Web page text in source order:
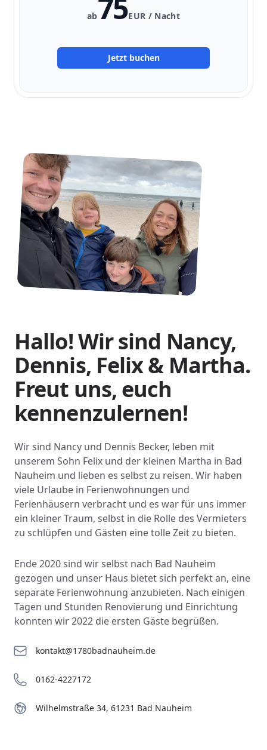
ab75EUR / Nacht
Jetzt buchen
Hallo! Wir sind Nancy,
Dennis, Felix & Martha.
Freut uns, euch
kennenzulernen!
Wir sind Nancy und Dennis Becker, leben mit
unserem Sohn Felix und der kleinen Martha in Bad
Nauheim und lieben es selbst zu reisen. Wir haben
viele Urlaube in Ferienwohnungen und
Ferienhäusern verbracht und es war für uns immer
ein kleiner Traum, selbst in die Rolle des Vermieters
zu schlüpfen und Gästen eine tolle Zeit zu bieten.
Ende 2020 sind wir selbst nach Bad Nauheim
gezogen und unser Haus bietet sich perfekt an, eine
separate Ferienwohnung anzubieten. Nach einigen
Tagen und Stunden Renovierung und Einrichtung
konnten wir 2022 die ersten Gäste begrüßen.
kontakt@1780badnauheim.de
0162-4227172
Wilhelmstraße 34, 61231 Bad Nauheim